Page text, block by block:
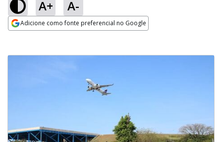
A+ A-
Adicione como fonte preferencial no Google